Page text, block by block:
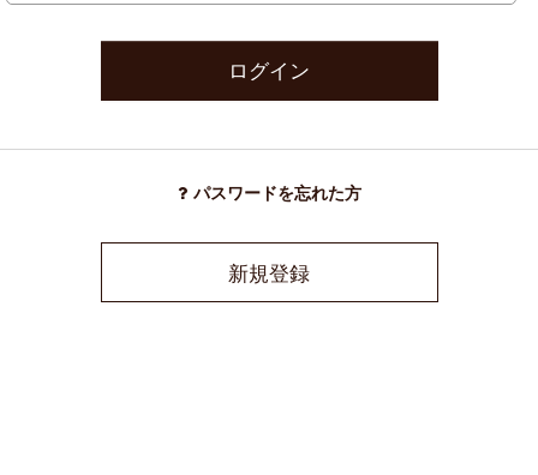
ログイン
パスワードを忘れた方
新規登録